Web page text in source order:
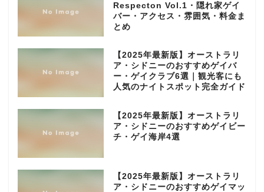
Respecton Vol.1・隠れ家ゲイ
バー・アクセス・雰囲気・料金ま
とめ
【2025年最新版】オーストラリ
ア・シドニーのおすすめゲイバ
ー・ゲイクラブ6選｜観光客にも
人気のナイトスポット完全ガイド
【2025年最新版】オーストラリ
ア・シドニーのおすすめゲイビー
チ・ゲイ海岸4選
【2025年最新版】オーストラリ
ア・シドニーのおすすめゲイマッ